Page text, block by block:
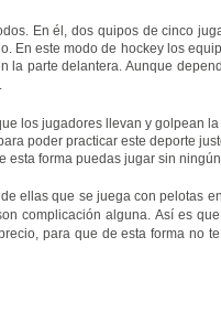
En él, dos quipos de cinco
En este modo de hockey los
la parte delantera. Aunque
los jugadores llevan y golpean
poder practicar este deporte
esta forma puedas jugar sin
ellas que se juega con pelotas
complicación alguna. Así es
para que de esta forma no